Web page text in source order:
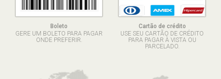
Boleto
GERE UM BOLETO PARA PAGAR
ONDE PREFERIR.
Cartão de crédito
USE SEU CARTÃO DE CRÉDITO
PARA PAGAR À VISTA OU
PARCELADO.